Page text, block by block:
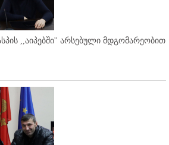
,,აიპებში'' არსებული მდგომარეობით